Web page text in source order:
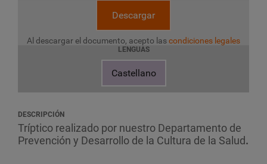
Descargar
Al descargar el documento, acepto lascondiciones legales
LENGUAS
Castellano
DESCRIPCIÓN
Tríptico realizado por nuestro Departamento de
Prevención y Desarrollo de la Cultura de la Salud.